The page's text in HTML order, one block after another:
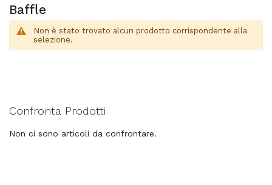
Baffle
Non è stato trovato alcun prodotto corrispondente alla
selezione.
Confronta Prodotti
Non ci sono articoli da confrontare.